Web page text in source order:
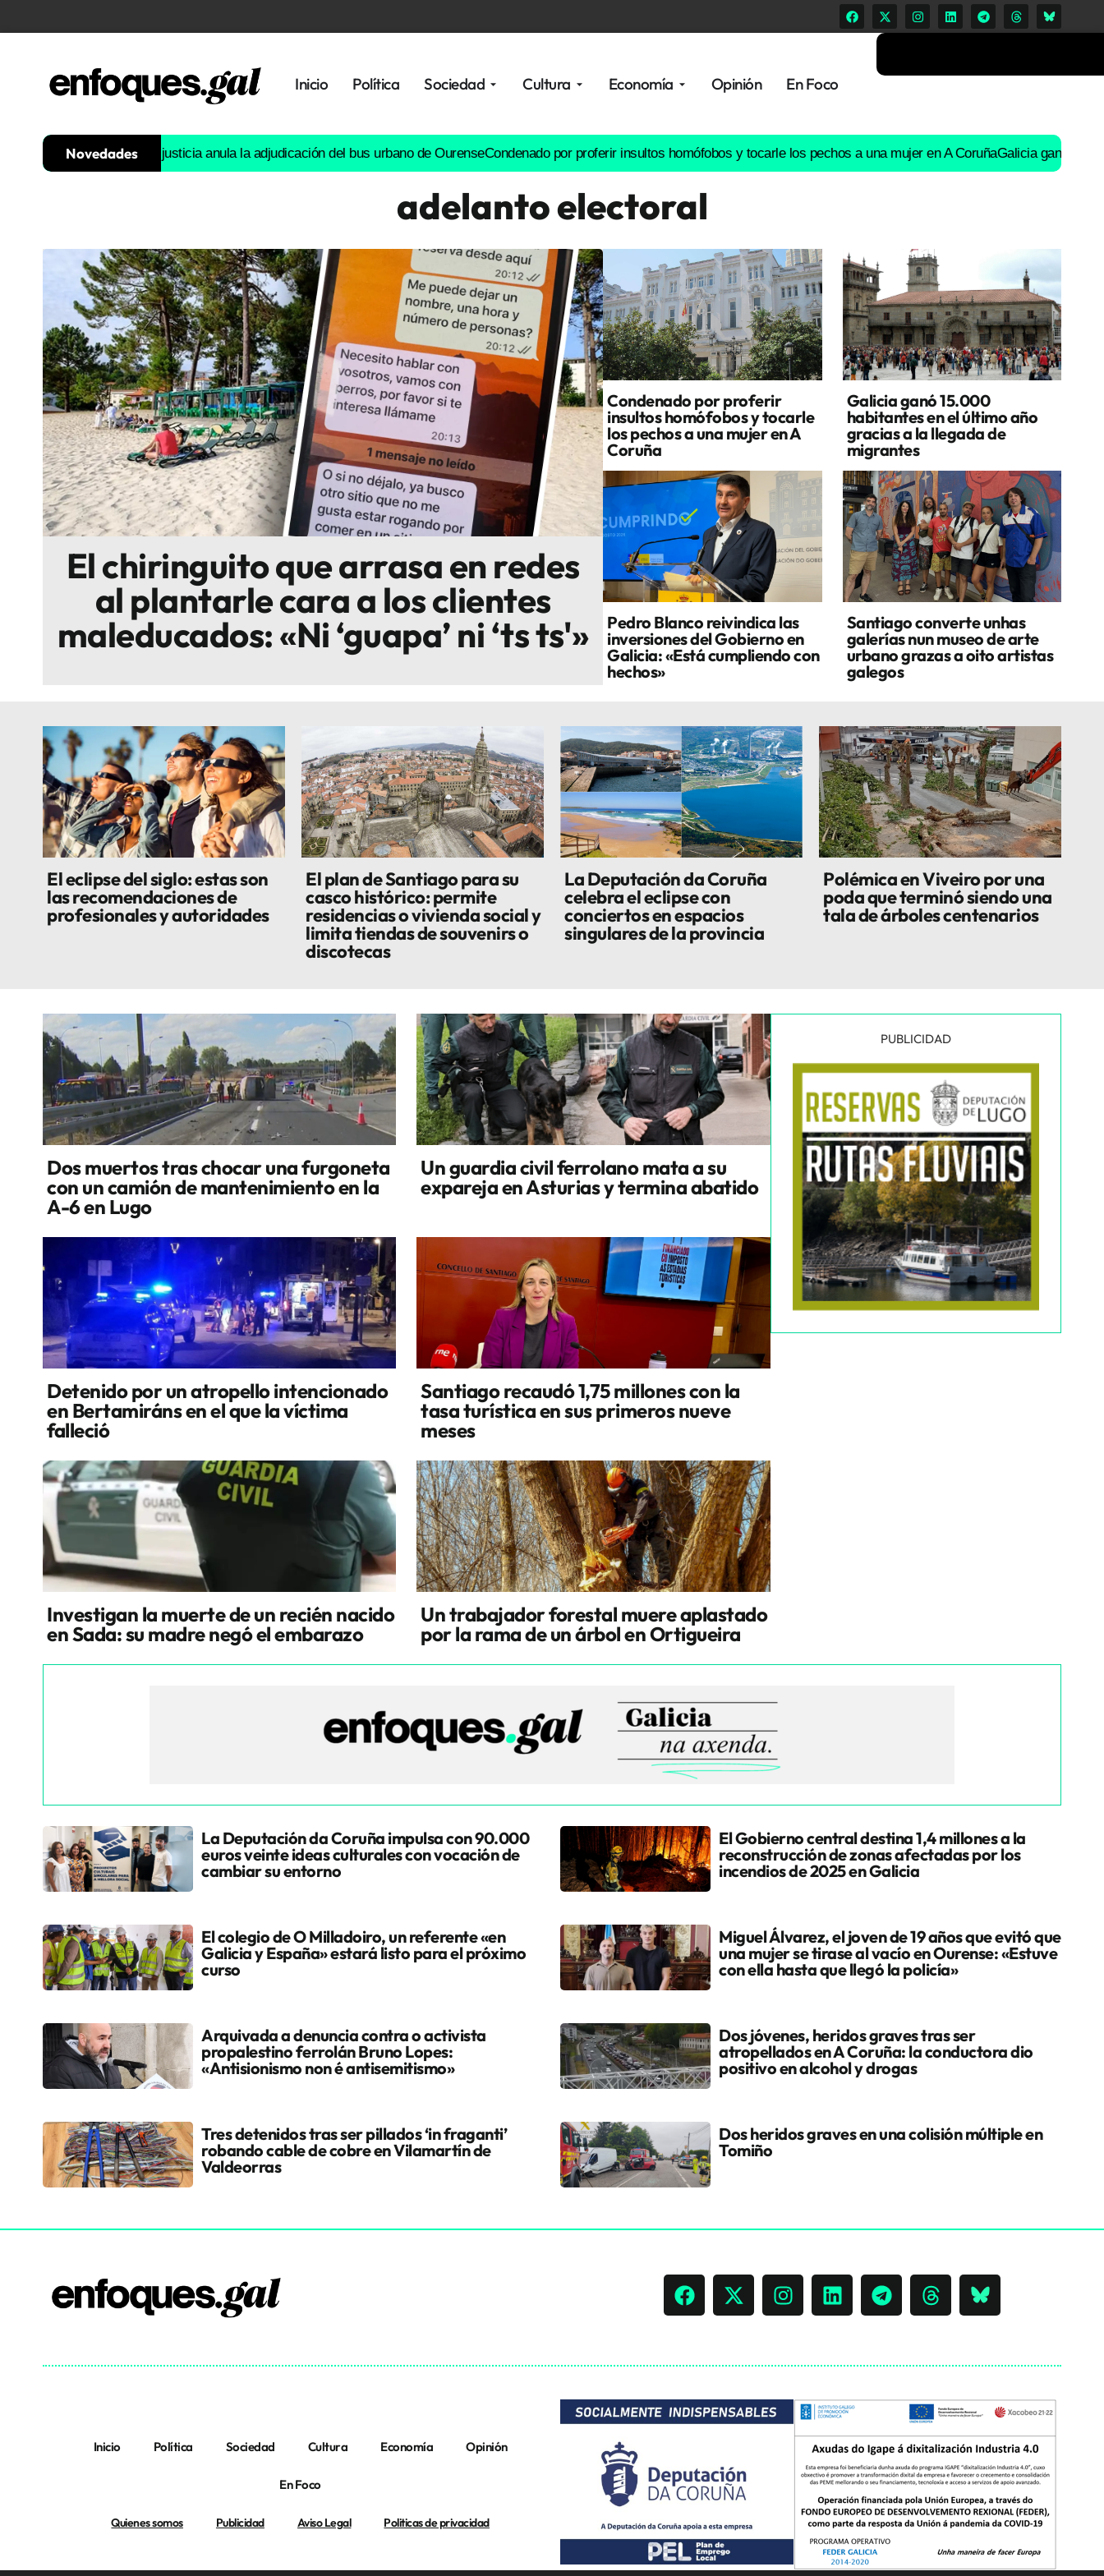
Inicio Política Sociedad Cultura Economía Opinión En Foco
Gastronomía
Escenarios
Sostenibilidad
Innova
Novedades
ni ‘ts ts'»La justicia anula la adjudicación del bus urbano de OurenseCondenado por proferir insultos homófobos y tocarle los pechos a una mujer en A CoruñaGalicia ganó 15.000
adelanto electoral
El chiringuito que arrasa en redes
al plantarle cara a los clientes
maleducados: «Ni ‘guapa’ ni ‘ts ts'»
Condenado por proferir
insultos homófobos y tocarle
los pechos a una mujer en A
Coruña
Galicia ganó 15.000
habitantes en el último año
gracias a la llegada de
migrantes
Pedro Blanco reivindica las
inversiones del Gobierno en
Galicia: «Está cumpliendo con
hechos»
Santiago converte unhas
galerías nun museo de arte
urbano grazas a oito artistas
galegos
El eclipse del siglo: estas son
las recomendaciones de
profesionales y autoridades
El plan de Santiago para su
casco histórico: permite
residencias o vivienda social y
limita tiendas de souvenirs o
discotecas
La Deputación da Coruña
celebra el eclipse con
conciertos en espacios
singulares de la provincia
Polémica en Viveiro por una
poda que terminó siendo una
tala de árboles centenarios
Dos muertos tras chocar una furgoneta
con un camión de mantenimiento en la
A-6 en Lugo
Un guardia civil ferrolano mata a su
expareja en Asturias y termina abatido
Detenido por un atropello intencionado
en Bertamiráns en el que la víctima
falleció
Santiago recaudó 1,75 millones con la
tasa turística en sus primeros nueve
meses
Investigan la muerte de un recién nacido
en Sada: su madre negó el embarazo
Un trabajador forestal muere aplastado
por la rama de un árbol en Ortigueira
PUBLICIDAD
La Deputación da Coruña impulsa con 90.000
euros veinte ideas culturales con vocación de
cambiar su entorno
El Gobierno central destina 1,4 millones a la
reconstrucción de zonas afectadas por los
incendios de 2025 en Galicia
El colegio de O Milladoiro, un referente «en
Galicia y España» estará listo para el próximo
curso
Miguel Álvarez, el joven de 19 años que evitó que
una mujer se tirase al vacío en Ourense: «Estuve
con ella hasta que llegó la policía»
Arquivada a denuncia contra o activista
propalestino ferrolán Bruno Lopes:
«Antisionismo non é antisemitismo»
Dos jóvenes, heridos graves tras ser
atropellados en A Coruña: la conductora dio
positivo en alcohol y drogas
Tres detenidos tras ser pillados ‘in fraganti’
robando cable de cobre en Vilamartín de
Valdeorras
Dos heridos graves en una colisión múltiple en
Tomiño
Inicio Política Sociedad Cultura Economía Opinión
En Foco
Quienes somos Publicidad Aviso Legal Politicas de privacidad